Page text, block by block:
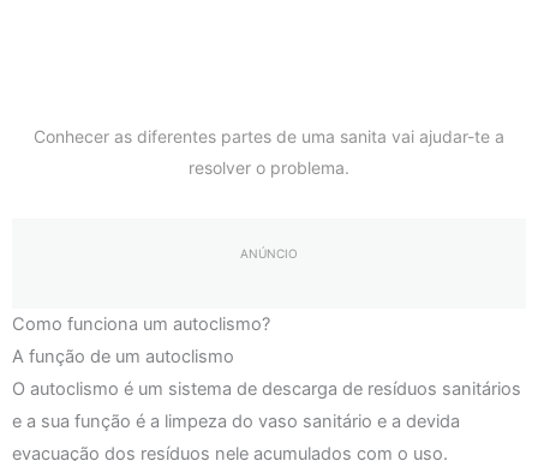
Conhecer as diferentes partes de uma sanita vai ajudar-te a
resolver o problema.
ANÚNCIO
Como funciona um autoclismo?
A função de um autoclismo
O autoclismo é um sistema de descarga de resíduos sanitários
e a sua função é a limpeza do vaso sanitário e a devida
evacuação dos resíduos nele acumulados com o uso.